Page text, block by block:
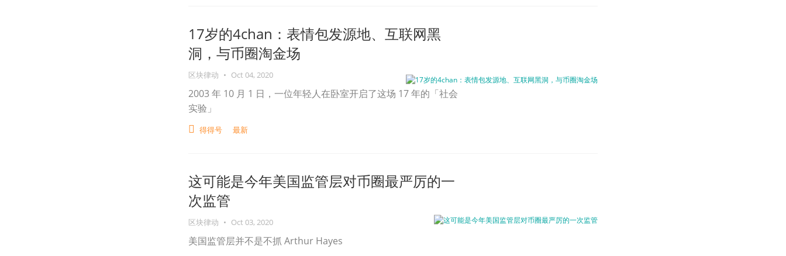
17岁的4chan：表情包发源地、互联网黑
洞，与币圈淘金场
区块律动 • Oct 04, 2020
2003 年 10 月 1 日，一位年轻人在卧室开启了这场 17 年的「社会
实验」
得得号 最新
这可能是今年美国监管层对币圈最严厉的一
次监管
区块律动 • Oct 03, 2020
美国监管层并不是不抓 Arthur Hayes